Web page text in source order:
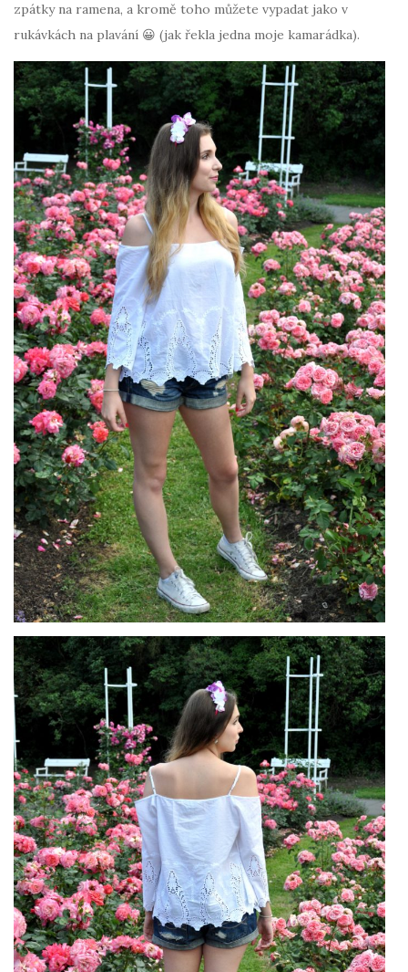
zpátky na ramena, a kromě toho můžete vypadat jako v
rukávkách na plavání 😀 (jak řekla jedna moje kamarádka).